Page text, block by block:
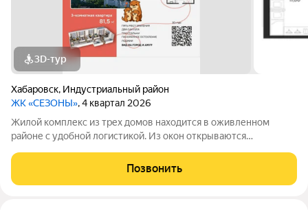
3D-тур
Хабаровск, Индустриальный район
ЖК «СЕЗОНЫ», 4 квартал 2026
Жилой комплекс из трех домов находится в оживленном
районе с удобной логистикой. Из окон открываются
районе уже есть все, что обеспечивает комфорт и помогает
жить с удовольствием. При этом, нам
Позвонить